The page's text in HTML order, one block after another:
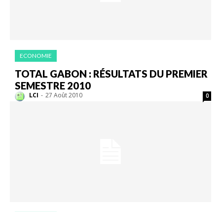
ECONOMIE
TOTAL GABON : RÉSULTATS DU PREMIER
SEMESTRE 2010
LCI - 27 Août 2010 0